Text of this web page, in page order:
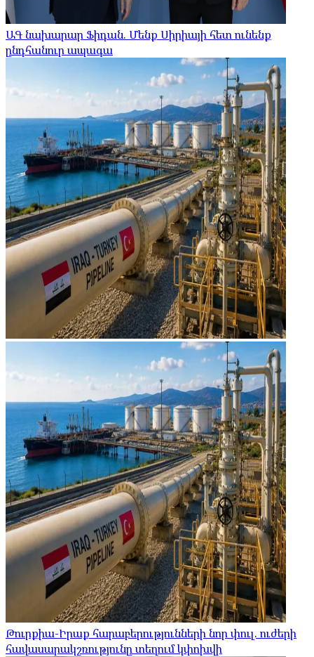
ԱԳ նախարար Ֆիդան. Մենք Սիրիայի հետ ունենք
ընդհանուր ապագա
Թուրքիա-Իրաք հարաբերությունների նոր փուլ. ուժերի
հավասարակշռությունը տեղում կփոխվի